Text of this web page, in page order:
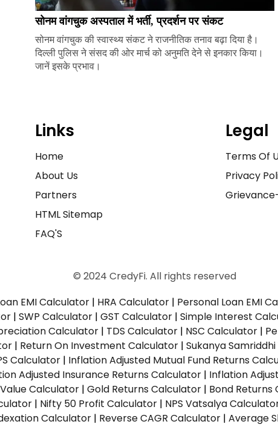
सोनम वांगचुक अस्पताल में भर्ती, प्रदर्शन पर संकट
सोनम वांगचुक की स्वास्थ्य संकट ने राजनीतिक तनाव बढ़ा दिया है।
दिल्ली पुलिस ने संसद की ओर मार्च को अनुमति देने से इनकार किया।
जानें इसके प्रभाव।
Links
Home
About Us
Partners
HTML Sitemap
FAQ'S
Legal
Terms Of
Privacy
© 2024 CredyFi. All rights reserved
EMI Calculator | HRA Calculator | Personal Loan EMI
| SWP Calculator | GST Calculator | Simple Interest
Calculator | TDS Calculator | NSC Calculator |
| Return On Investment Calculator | Sukanya
Calculator | Inflation Adjusted Mutual Fund Returns
Adjusted Insurance Returns Calculator | Inflation
Calculator | Gold Returns Calculator | Bond Returns
| Nifty 50 Profit Calculator | NPS Vatsalya
Calculator | Reverse CAGR Calculator | Average